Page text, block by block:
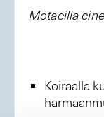
Motacilla
Koiraalla